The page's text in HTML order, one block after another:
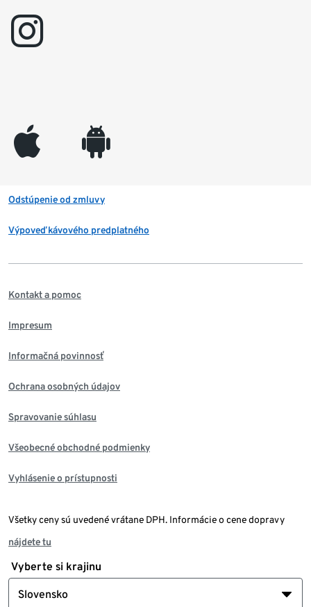
instagram
appleinc android
Odstúpenie od zmluvy
Výpoveď kávového predplatného
Kontakt a pomoc
Impresum
Informačná povinnosť
Ochrana osobných údajov
Spravovanie súhlasu
Všeobecné obchodné podmienky
Vyhlásenie o prístupnosti
Všetky ceny sú uvedené vrátane DPH. Informácie o cene dopravy
nájdete tu
Vyberte si krajinu
Slovensko